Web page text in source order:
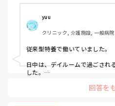
yuu
クリニック, 介護施設, 一般病院
従来型特養で働いていました。
日中は、デイルームで過ごされ
した。
ームなど）によって、分けられ
回答を